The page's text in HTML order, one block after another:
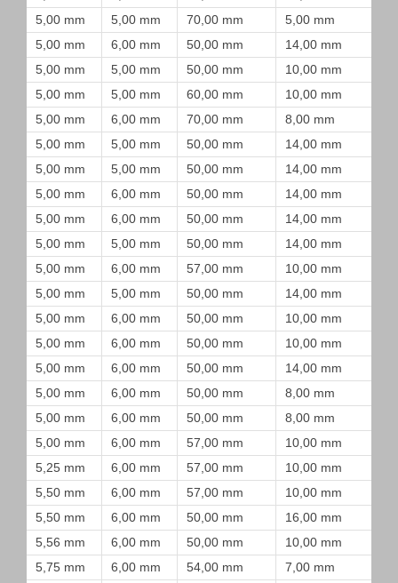
5,00 mm
5,00 mm 70,00 mm
5,00 mm
5,00 mm
6,00 mm 50,00 mm
14,00 mm
5,00 mm
5,00 mm 50,00 mm
10,00 mm
5,00 mm
5,00 mm 60,00 mm
10,00 mm
5,00 mm
6,00 mm 70,00 mm
8,00 mm
5,00 mm
5,00 mm 50,00 mm
14,00 mm
5,00 mm
5,00 mm 50,00 mm
14,00 mm
5,00 mm
6,00 mm 50,00 mm
14,00 mm
5,00 mm
6,00 mm 50,00 mm
14,00 mm
5,00 mm
5,00 mm 50,00 mm
14,00 mm
5,00 mm
6,00 mm 57,00 mm
10,00 mm
5,00 mm
5,00 mm 50,00 mm
14,00 mm
5,00 mm
6,00 mm 50,00 mm
10,00 mm
5,00 mm
6,00 mm 50,00 mm
10,00 mm
5,00 mm
6,00 mm 50,00 mm
14,00 mm
5,00 mm
6,00 mm 50,00 mm
8,00 mm
5,00 mm
6,00 mm 50,00 mm
8,00 mm
5,00 mm
6,00 mm 57,00 mm
10,00 mm
5,25 mm
6,00 mm 57,00 mm
10,00 mm
5,50 mm
6,00 mm 57,00 mm
10,00 mm
5,50 mm
6,00 mm 50,00 mm
16,00 mm
5,56 mm
6,00 mm 50,00 mm
10,00 mm
5,75 mm
6,00 mm 54,00 mm
7,00 mm